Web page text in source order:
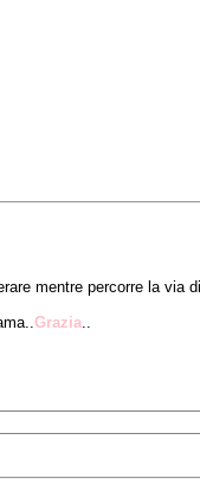
mentre percorre la via
Grazia..